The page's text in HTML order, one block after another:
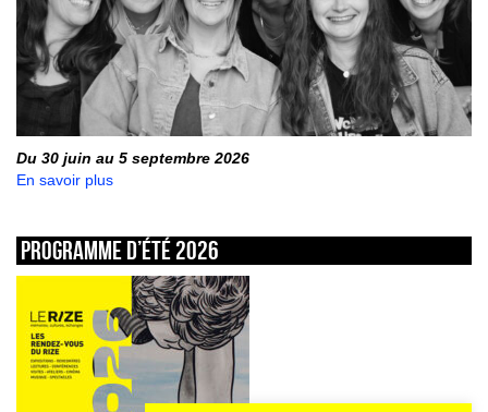
Du 30 juin au 5 septembre 2026
En savoir plus
Programme d’été 2026